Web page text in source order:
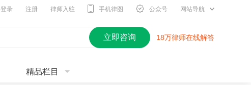
登录 注册 律师入驻 手机律图 公众号 网站导航
立即咨询 18万律师在线解答
精品栏目